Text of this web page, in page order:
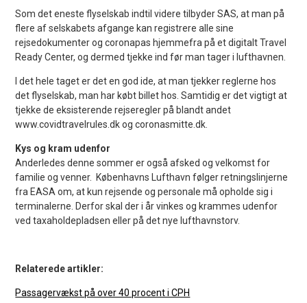
Som det eneste flyselskab indtil videre tilbyder SAS, at man på
flere af selskabets afgange kan registrere alle sine
rejsedokumenter og coronapas hjemmefra på et digitalt Travel
Ready Center, og dermed tjekke ind før man tager i lufthavnen.
I det hele taget er det en god ide, at man tjekker reglerne hos
det flyselskab, man har købt billet hos. Samtidig er det vigtigt at
tjekke de eksisterende rejseregler på blandt andet
www.covidtravelrules.dk og coronasmitte.dk.
Kys og kram udenfor
Anderledes denne sommer er også afsked og velkomst for
familie og venner. Københavns Lufthavn følger retningslinjerne
fra EASA om, at kun rejsende og personale må opholde sig i
terminalerne. Derfor skal der i år vinkes og krammes udenfor
ved taxaholdepladsen eller på det nye lufthavnstorv.
Relaterede artikler:
Passagervækst på over 40 procent i CPH